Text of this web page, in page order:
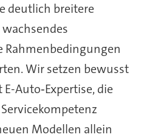
deutlich breitere
Rahmenbedingungen
Wir setzen bewusst
Auto‑Expertise, die
Modellen allein